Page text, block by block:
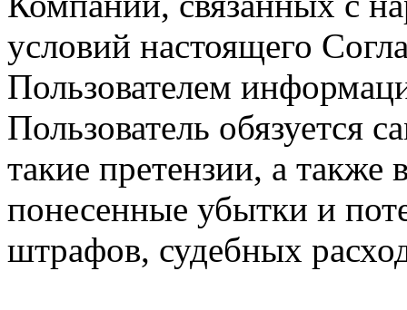
условий настоящего
Пользователем
Пользователь обязуется
такие претензии, а также
понесенные убытки и
штрафов, судебных